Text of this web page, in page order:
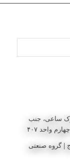
ساعی، جنب
واحد ۴۰۷
کرج | گروه صنعتی